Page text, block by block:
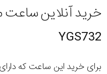
خرید آنلاین
YGS732
برای خرید این ساعت که